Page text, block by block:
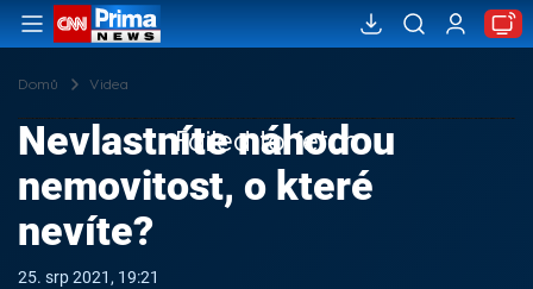
Domů Videa
Failed to fetch
Nevlastníte náhodou
nemovitost, o které
nevíte?
25. srp 2021, 19:21